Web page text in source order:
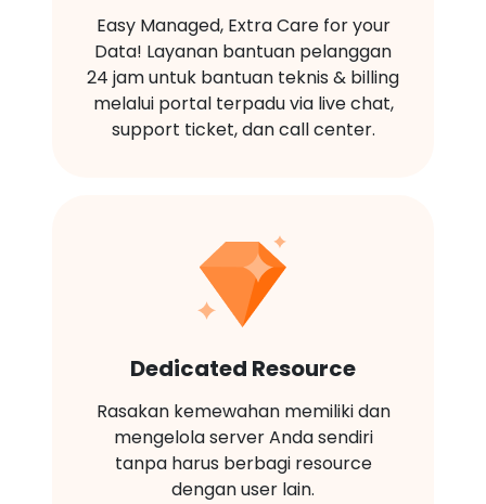
Easy Managed, Extra Care for your
Data! Layanan bantuan pelanggan
24 jam untuk bantuan teknis & billing
melalui portal terpadu via live chat,
support ticket, dan call center.
Dedicated Resource
Rasakan kemewahan memiliki dan
mengelola server Anda sendiri
tanpa harus berbagi resource
dengan user lain.